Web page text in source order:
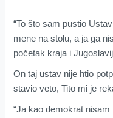
“To što sam pustio
mene na stolu, a ja ga
početak kraja i
On taj ustav nije htio
stavio veto, Tito mi je
“Ja kao demokrat